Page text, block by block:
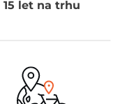
15 let na trhu